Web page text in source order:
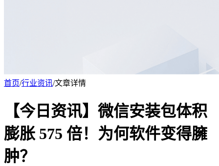
首页/行业资讯/文章详情
【今日资讯】微信安装包体积
膨胀 575 倍！为何软件变得臃
肿？